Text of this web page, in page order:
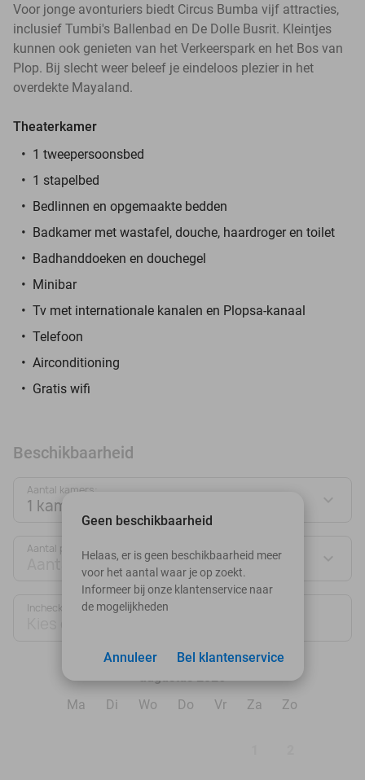
Voor jonge avonturiers biedt Circus Bumba vijf attracties,
inclusief Tumbi's Ballenbad en De Dolle Busrit. Kleintjes
kunnen ook genieten van het Verkeerspark en het Bos van
Plop. Bij slecht weer beleef je eindeloos plezier in het
overdekte Mayaland.
Theaterkamer
1 tweepersoonsbed
1 stapelbed
Bedlinnen en opgemaakte bedden
Badkamer met wastafel, douche, haardroger en toilet
Badhanddoeken en douchegel
Minibar
Tv met internationale kanalen en Plopsa-kanaal
Telefoon
Airconditioning
Gratis wifi
Beschikbaarheid
Aantal kamers:
1 kamer
Aantal personen:
Aantal personen
Inchecken
Ma
Di Wo Do Vr Za Zo
Geen beschikbaarheid
Helaas, er is geen beschikbaarheid meer
voor het aantal waar je op zoekt.
Informeer bij onze klantenservice naar
de mogelijkheden
Bel klantenservice
Annuleer